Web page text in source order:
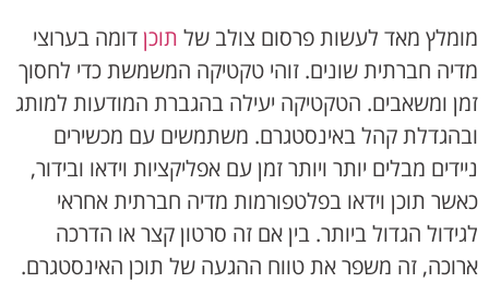
מומלץ מאד לעשות פרסום צולב של תוכןדומה בערוצי
מדיה חברתית שונים. זוהי טקטיקה המשמשת כדי לחסוך
זמן ומשאבים. הטקטיקה יעילה בהגברת המודעות למותג
ובהגדלת קהל באינסטגרם. משתמשים עם מכשירים
ניידים מבלים יותר ויותר זמן עם אפליקציות וידאו ובידור,
כאשר תוכן וידאו בפלטפורמות מדיה חברתית אחראי
לגידול הגדול ביותר. בין אם זה סרטון קצר או הדרכה
ארוכה, זה משפר את טווח ההגעה של תוכן האינסטגרם.